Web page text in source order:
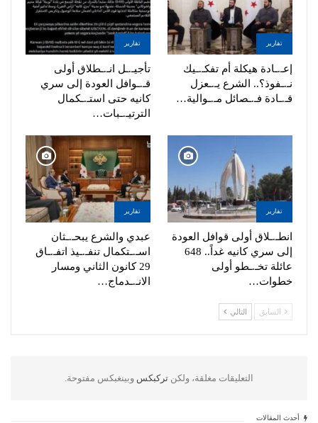
تقارير
إعـ.ـادة هيكلة أم تفكـ.ـيك
نـ.ـفوذ؟.. الشرع يـ.ـعزل
قـ.ـادة فـ.ـصائل مـ.ـوالية…
تقارير
تأجيـ.ـل انـ.ـطلاق أولى
قـ.ـوافل العودة إلى سري
كانيه حتى استـ.ـكمال
الترتيـ.ـبات…
تقارير
انطـ.ـلاق أولى قوافل العودة
إلى سري كانيه غداً.. 648
عائلة تخـ.ـطو أولى
خطوات…
تقارير
عبدي والشرع يبحـ.ـثان
اسـ.ـتكمال تنفـ.ـيذ اتفـ.ـاق
29 كانون الثاني ومسار
الانـ.ـدماج…
السابق التالي
التعليقات مغلقة، ولكن تركبكس وبينغبكس مفتوحة.
أحدث المقالات